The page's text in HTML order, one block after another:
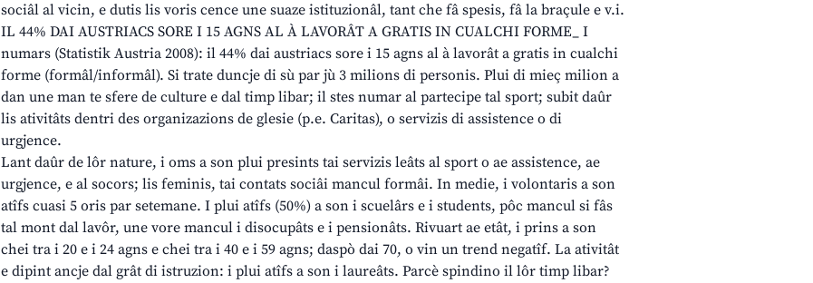
sociâl al vicin, e dutis lis voris cence une suaze istituzionâl, tant che fâ spesis, fâ la braçule e v.i.
IL 44% DAI AUSTRIACS SORE I 15 AGNS AL À LAVORÂT A GRATIS IN CUALCHI FORME_ I
numars (Statistik Austria 2008): il 44% dai austriacs sore i 15 agns al à lavorât a gratis in cualchi
forme (formâl/informâl). Si trate duncje di sù par jù 3 milions di personis. Plui di mieç milion a
dan une man te sfere de culture e dal timp libar; il stes numar al partecipe tal sport; subit daûr
lis ativitâts dentri des organizazions de glesie (p.e. Caritas), o servizis di assistence o di
urgjence.
Lant daûr de lôr nature, i oms a son plui presints tai servizis leâts al sport o ae assistence, ae
urgjence, e al socors; lis feminis, tai contats sociâi mancul formâi. In medie, i volontaris a son
atîfs cuasi 5 oris par setemane. I plui atîfs (50%) a son i scuelârs e i students, pôc mancul si fâs
tal mont dal lavôr, une vore mancul i disocupâts e i pensionâts. Rivuart ae etât, i prins a son
chei tra i 20 e i 24 agns e chei tra i 40 e i 59 agns; daspò dai 70, o vin un trend negatîf. La ativitât
e dipint ancje dal grât di istruzion: i plui atîfs a son i laureâts. Parcè spindino il lôr timp libar?